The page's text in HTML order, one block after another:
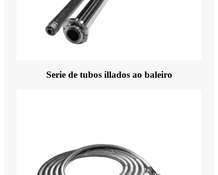
Serie de tubos illados ao baleiro